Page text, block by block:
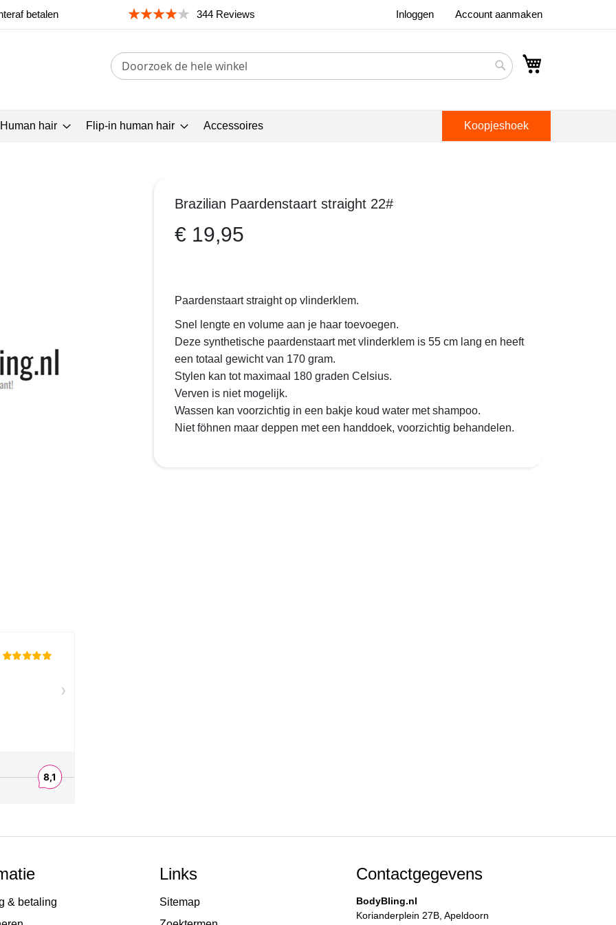
betalen 344 Reviews Inloggen Account aanmaken
Search
Search
hair Flip-in human hair Accessoires Koopjeshoek
Brazilian Paardenstaart straight 22#
€ 19,95
Paardenstaart straight op vlinderklem.
Snel lengte en volume aan je haar toevoegen.
Deze synthetische paardenstaart met vlinderklem is 55 cm lang en heeft
een totaal gewicht van 170 gram.
Stylen kan tot maximaal 180 graden Celsius.
Verven is niet mogelijk.
Wassen kan voorzichtig in een bakje koud water met shampoo.
Niet föhnen maar deppen met een handdoek, voorzichtig behandelen.
& betaling
Links
Sitemap
Contactgegevens
BodyBling.nl
Korianderplein 27B, Apeldoorn